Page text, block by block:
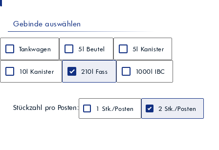
Gebinde auswählen
Tankwagen 5l Beutel 5l Kanister
10l Kanister 210l Fass 1000l IBC
Stückzahl pro Posten: 1 Stk./Posten 2 Stk./Posten